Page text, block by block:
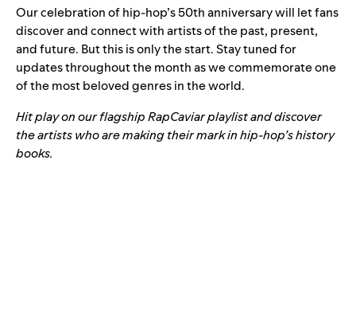
Our celebration of hip-hop’s 50th anniversary will let fans
discover and connect with artists of the past, present,
and future. But this is only the start. Stay tuned for
updates throughout the month as we commemorate one
of the most beloved genres in the world.
Hit play on our flagship RapCaviar playlist and discover
the artists who are making their mark in hip-hop’s history
books.